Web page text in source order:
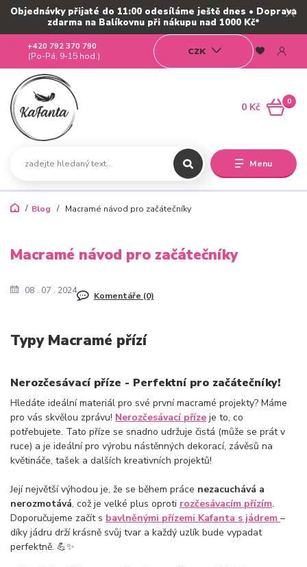
Objednávky přijaté do 11:00 odesíláme ještě dnes • Doprava
zdarma na Balíkovnu při nákupu nad 1000 Kč*
Menu
CZK
+420 792 370 790
(Po-Pá, 9-15 hod.)
0
0 Kč
Blog Macramé návod pro začátečníky
08 07 2024
Komentáře (0)
Macramé návod pro začátečníky
Typy Macramé přízí
Nerozčesávací příze - Perfektní pro začátečníky!
Hledáte ideální materiál pro své první macramé projekty? Máme
pro vás skvělou zprávu! Nerozčesávací příze je to, co
potřebujete. Tato příze se snadno udržuje čistá (může se prát v
ruce) a je ideální pro výrobu nástěnných dekorací, závěsů na
květináče, tašek a dalších kreativních projektů!
Její největší výhodou je, že se během práce nezacuchává a
nerozmotává, což je velké plus oproti rozčesávacím přízím.
Doporučujeme začít s bavlněnými přízemi Kafanta s jádrem –
díky jádru drží krásně svůj tvar a každý uzlík bude vypadat
perfektně. 💪✨